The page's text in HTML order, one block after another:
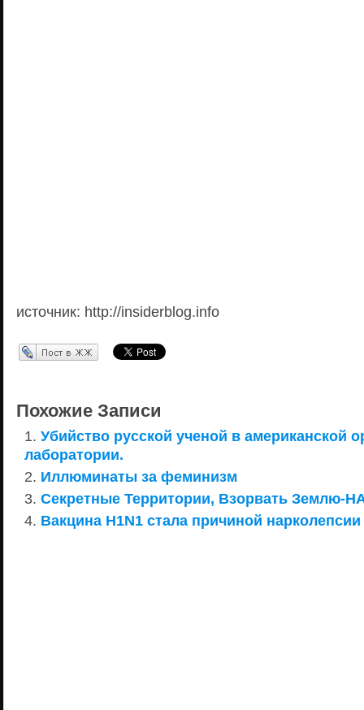
источник: http://insiderblog.info
Перепост в ЖЖ
Похожие Записи
Убийство русской ученой в американской
лаборатории.
Иллюминаты за феминизм
Секретные Территории, Взорвать Землю-
Вакцина H1N1 стала причиной